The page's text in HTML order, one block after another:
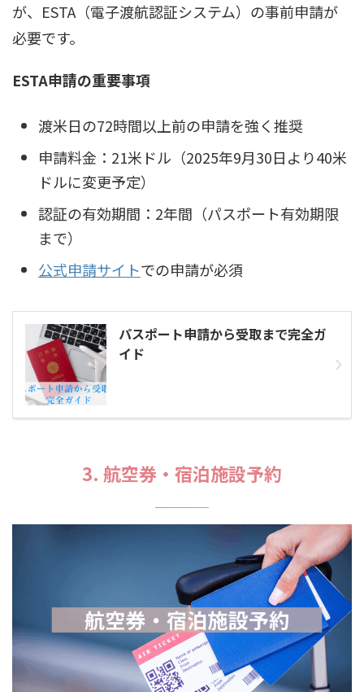
が、ESTA（電子渡航認証システム）の事前申請が
必要です。
ESTA申請の重要事項
渡米日の72時間以上前の申請を強く推奨
申請料金：21米ドル（2025年9月30日より40米
ドルに変更予定）
認証の有効期間：2年間（パスポート有効期限
まで）
公式申請サイトでの申請が必須
パスポート申請から受取まで完全ガ
イド
3. 航空券・宿泊施設予約